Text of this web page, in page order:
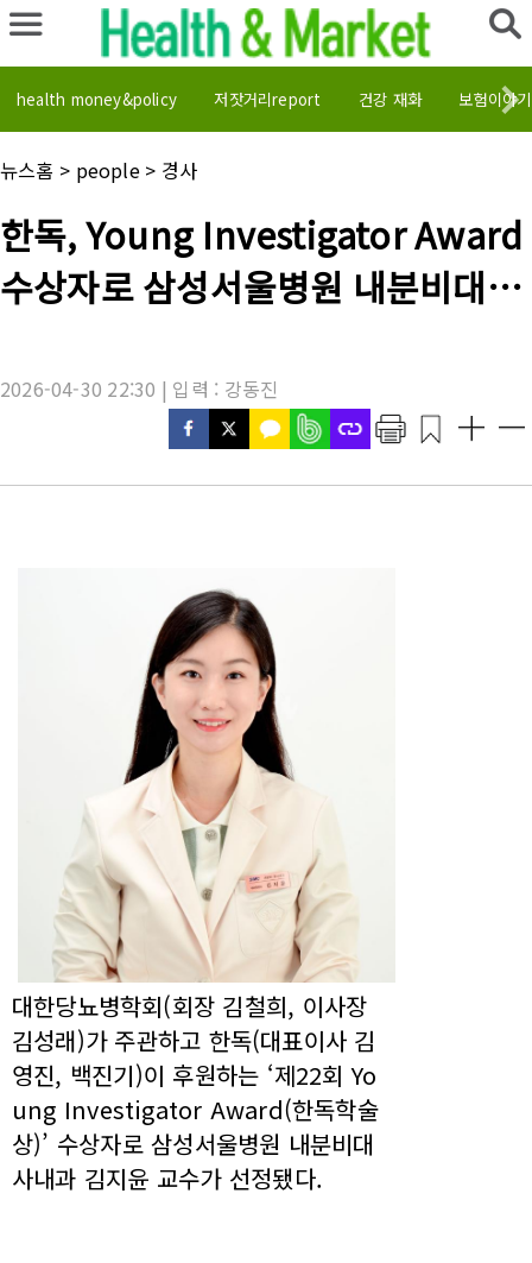
health money&policy 저잣거리report 건강 재화 보험이야기
채
널
:
뉴스홈 > people> 경사
기
사
목
한독, Young Investigator Award
수상자로 삼성서울병원 내분비대사
2026-04-30 22:30 | 입력 : 강동진
대한당뇨병학회(회장 김철희, 이사장
김성래)가 주관하고 한독(대표이사 김
영진, 백진기)이 후원하는 ‘제22회 Yo
ung Investigator Award(한독학술
상)’ 수상자로 삼성서울병원 내분비대
사내과 김지윤 교수가 선정됐다.